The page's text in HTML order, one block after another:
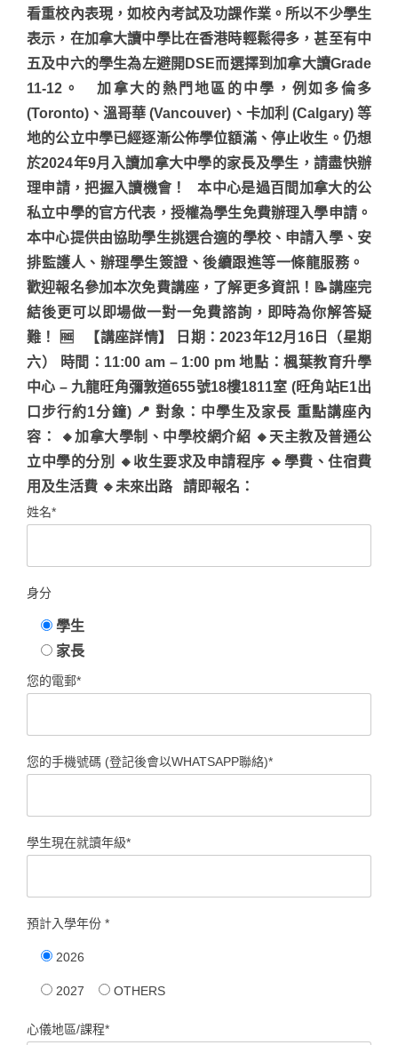
看重校內表現，如校內考試及功課作業。所以不少學生
表示，在加拿大讀中學比在香港時輕鬆得多，甚至有中
五及中六的學生為左避開DSE而選擇到加拿大讀Grade
11-12。 加拿大的熱門地區的中學，例如多倫多
(Toronto)、溫哥華 (Vancouver)、卡加利 (Calgary) 等
地的公立中學已經逐漸公佈學位額滿、停止收生。仍想
於2024年9月入讀加拿大中學的家長及學生，請盡快辦
理申請，把握入讀機會！ 本中心是過百間加拿大的公
私立中學的官方代表，授權為學生免費辦理入學申請。
本中心提供由協助學生挑選合適的學校、申請入學、安
排監護人、辦理學生簽證、後續跟進等一條龍服務。
歡迎報名參加本次免費講座，了解更多資訊！📝講座完
結後更可以即場做一對一免費諮詢，即時為你解答疑
難！ 🆓 【講座詳情】 日期：2023年12月16日（星期
六） 時間：11:00 am – 1:00 pm 地點：楓葉教育升學
中心 – 九龍旺角彌敦道655號18樓1811室 (旺角站E1出
口步行約1分鐘) 📍 對象：中學生及家長 重點講座內
容： 🔸加拿大學制、中學校網介紹 🔸天主教及普通公
立中學的分別 🔸收生要求及申請程序 🔹學費、住宿費
用及生活費 🔹未來出路 請即報名：
姓名*
身分
學生
家長
您的電郵*
您的手機號碼 (登記後會以WHATSAPP聯絡)*
學生現在就讀年級*
預計入學年份 *
2026
2027 OTHERS
心儀地區/課程*